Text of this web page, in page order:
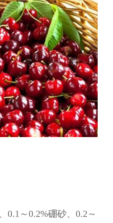
～0.2%硼砂、0.2～